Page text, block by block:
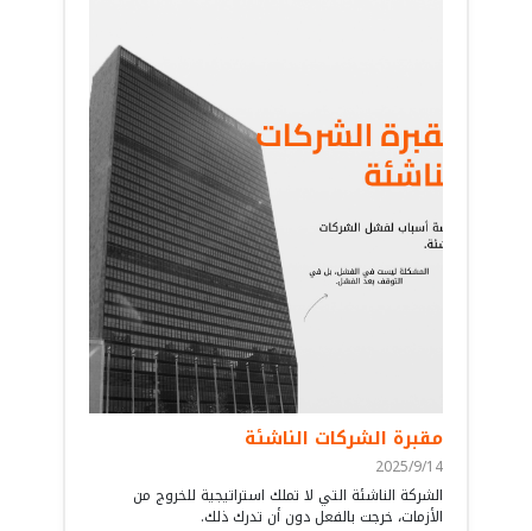
مقبرة الشركات الناشئة
2025/9/14
الشركة الناشئة التي لا تملك استراتيجية للخروج من
الأزمات، خرجت بالفعل دون أن تدرك ذلك.